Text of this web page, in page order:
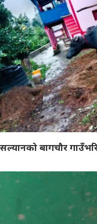
सल्यानको बागचौर